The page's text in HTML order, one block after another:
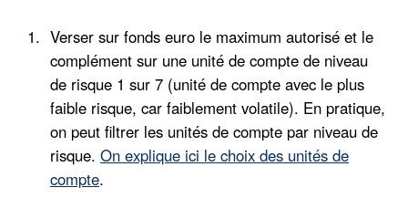
Verser sur fonds euro le maximum autorisé et le
complément sur une unité de compte de niveau
de risque 1 sur 7 (unité de compte avec le plus
faible risque, car faiblement volatile). En pratique,
on peut filtrer les unités de compte par niveau de
risque. On explique ici le choix des unités de
compte.